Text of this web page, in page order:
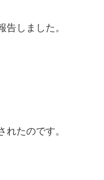
告しました。
れたのです。